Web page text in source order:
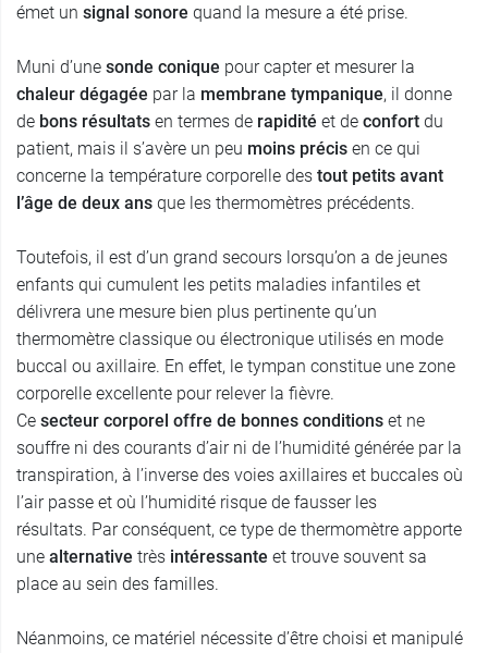
émet un signal sonore quand la mesure a été prise.
Muni d’une sonde conique pour capter et mesurer la
chaleur dégagée par la membrane tympanique, il donne
de bons résultats en termes de rapidité et de confort du
patient, mais il s’avère un peu moins précis en ce qui
concerne la température corporelle des tout petits avant
l’âge de deux ans que les thermomètres précédents.
Toutefois, il est d’un grand secours lorsqu’on a de jeunes
enfants qui cumulent les petits maladies infantiles et
délivrera une mesure bien plus pertinente qu’un
thermomètre classique ou électronique utilisés en mode
buccal ou axillaire. En effet, le tympan constitue une zone
corporelle excellente pour relever la fièvre.
Ce secteur corporel offre de bonnes conditions et ne
souffre ni des courants d’air ni de l’humidité générée par la
transpiration, à l’inverse des voies axillaires et buccales où
l’air passe et où l’humidité risque de fausser les
résultats. Par conséquent, ce type de thermomètre apporte
une alternative très intéressante et trouve souvent sa
place au sein des familles.
Néanmoins, ce matériel nécessite d’être choisi et manipulé